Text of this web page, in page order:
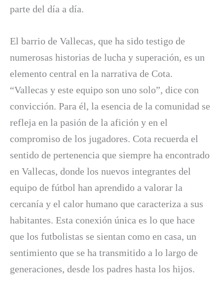
parte del día a día.
El barrio de Vallecas, que ha sido testigo de
numerosas historias de lucha y superación, es un
elemento central en la narrativa de Cota.
“Vallecas y este equipo son uno solo”, dice con
convicción. Para él, la esencia de la comunidad se
refleja en la pasión de la afición y en el
compromiso de los jugadores. Cota recuerda el
sentido de pertenencia que siempre ha encontrado
en Vallecas, donde los nuevos integrantes del
equipo de fútbol han aprendido a valorar la
cercanía y el calor humano que caracteriza a sus
habitantes. Esta conexión única es lo que hace
que los futbolistas se sientan como en casa, un
sentimiento que se ha transmitido a lo largo de
generaciones, desde los padres hasta los hijos.